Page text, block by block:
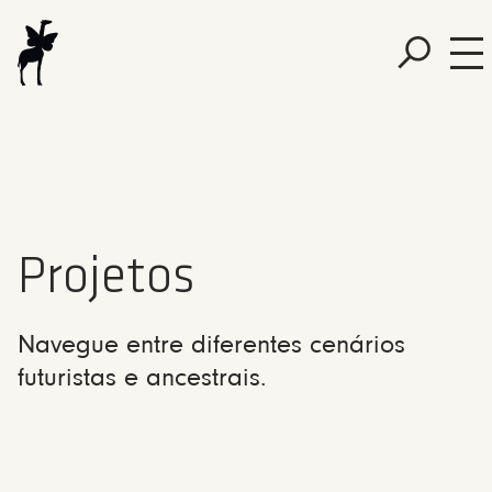
Projetos
Navegue entre diferentes cenários
futuristas e ancestrais.